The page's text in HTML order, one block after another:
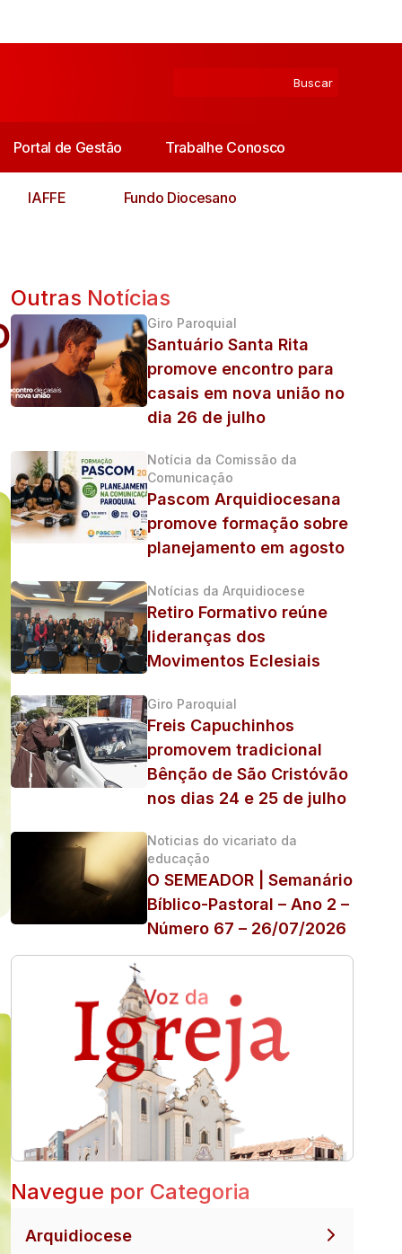
Portal de Gestão Trabalhe Conosco
IAFFE Fundo Diocesano
Outras Notícias
Giro Paroquial
Santuário Santa Rita
promove encontro para
casais em nova união no
dia 26 de julho
Notícia da Comissão da
Comunicação
Pascom Arquidiocesana
promove formação sobre
planejamento em agosto
Notícias da Arquidiocese
Retiro Formativo reúne
lideranças dos
Movimentos Eclesiais
Giro Paroquial
Freis Capuchinhos
promovem tradicional
Bênção de São Cristóvão
nos dias 24 e 25 de julho
Noticias do vicariato da
educação
O SEMEADOR | Semanário
Bíblico-Pastoral – Ano 2 –
Número 67 – 26/07/2026
Navegue por Categoria
Arquidiocese